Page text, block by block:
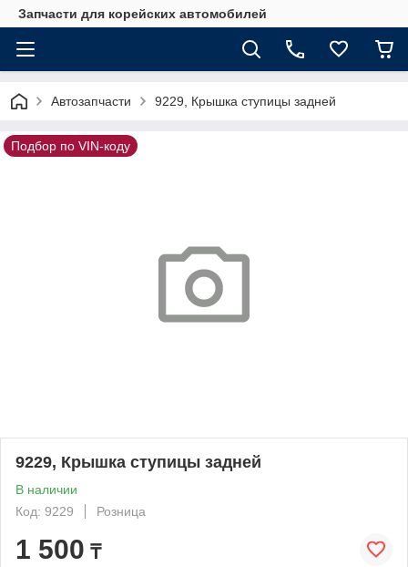
Запчасти для корейских автомобилей
Автозапчасти 9229, Крышка ступицы задней
Подбор по VIN-коду
9229, Крышка ступицы задней
В наличии
Код: 9229
Розница
1 500 ₸